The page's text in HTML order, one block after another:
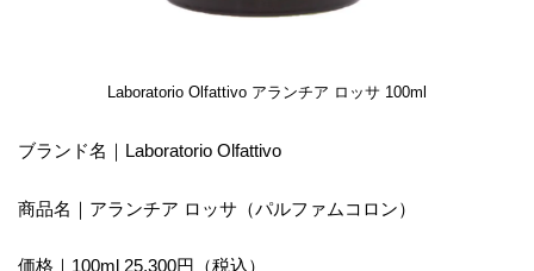
Laboratorio Olfattivo アランチア ロッサ 100ml
ブランド名｜Laboratorio Olfattivo
商品名｜アランチア ロッサ（パルファムコロン）
価格｜100ml 25,300円（税込）